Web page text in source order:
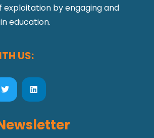
exploitation by engaging and
education.
US: